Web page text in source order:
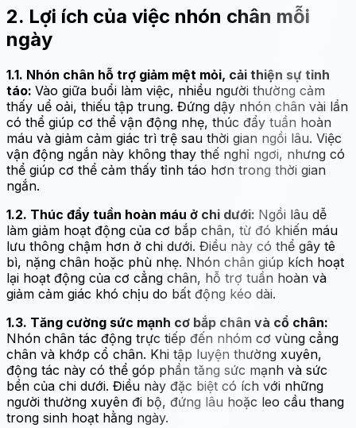
2. Lợi ích của việc nhón chân mỗi
ngày
1.1. Nhón chân hỗ trợ giảm mệt mỏi, cải thiện sự tỉnh
táo: Vào giữa buổi làm việc, nhiều người thường cảm
thấy uể oải, thiếu tập trung. Đứng dậy nhón chân vài lần
có thể giúp cơ thể vận động nhẹ, thúc đẩy tuần hoàn
máu và giảm cảm giác trì trệ sau thời gian ngồi lâu. Việc
vận động ngắn này không thay thế nghỉ ngơi, nhưng có
thể giúp cơ thể cảm thấy tỉnh táo hơn trong thời gian
ngắn.
1.2. Thúc đẩy tuần hoàn máu ở chi dưới: Ngồi lâu dễ
làm giảm hoạt động của cơ bắp chân, từ đó khiến máu
lưu thông chậm hơn ở chi dưới. Điều này có thể gây tê
bì, nặng chân hoặc phù nhẹ. Nhón chân giúp kích hoạt
lại hoạt động của cơ cẳng chân, hỗ trợ tuần hoàn và
giảm cảm giác khó chịu do bất động kéo dài.
1.3. Tăng cường sức mạnh cơ bắp chân và cổ chân:
Nhón chân tác động trực tiếp đến nhóm cơ vùng cẳng
chân và khớp cổ chân. Khi tập luyện thường xuyên,
động tác này có thể góp phần tăng sức mạnh và sức
bền của chi dưới. Điều này đặc biệt có ích với những
người thường xuyên đi bộ, đứng lâu hoặc leo cầu thang
trong sinh hoạt hằng ngày.